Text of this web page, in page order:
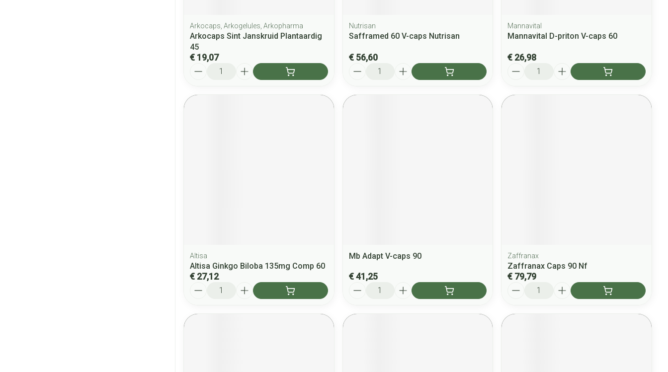
Arkocaps, Arkogelules, Arkopharma
Arkocaps Sint Janskruid Plantaardig
45
€ 19,07
Nutrisan
Safframed 60 V-caps Nutrisan
€ 56,60
Mannavital
Mannavital D-priton V-caps 60
€ 26,98
Altisa
Altisa Ginkgo Biloba 135mg Comp 60
€ 27,12
Mb Adapt V-caps 90
€ 41,25
Zaffranax
Zaffranax Caps 90 Nf
€ 79,79